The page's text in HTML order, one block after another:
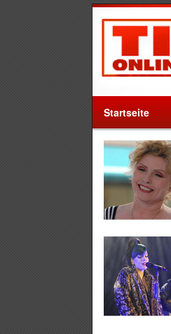
Startseite